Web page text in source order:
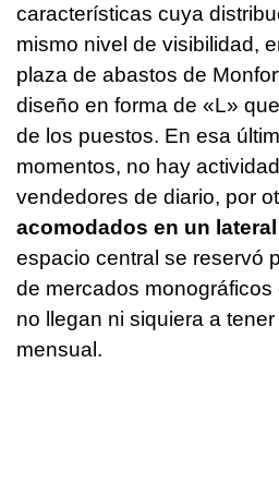
características cuya
mismo nivel de visibilidad,
plaza de abastos de
diseño en forma de «L»
de los puestos. En esa
momentos, no hay
vendedores de diario, por
acomodados en un
espacio central se reservó
de mercados monográficos
no llegan ni siquiera a
mensual.